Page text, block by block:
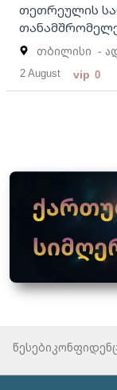
თეთრეულის
თბილისი -
2 August vip 0
წესები